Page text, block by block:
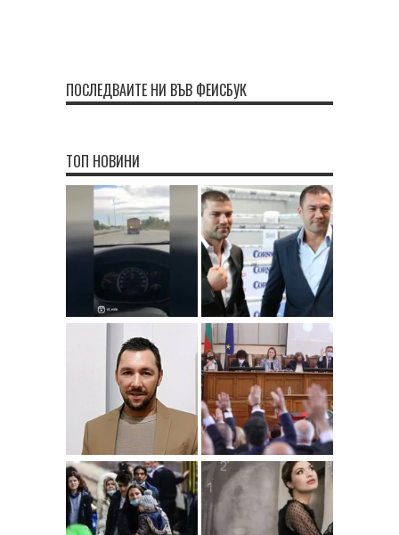
ПОСЛЕДВАЙТЕ НИ ВЪВ ФЕЙСБУК
ТОП НОВИНИ